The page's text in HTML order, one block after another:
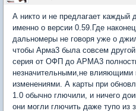
А никто и не предлагает каждый
именно о версии 0.59.Где
дальномеры не говоря уже о
чтобы Арма3 была совсем
серия от ОФП до АРМА3
незначительными,не влияющими
изменениями. А карты при
1.0 обычно глючили, и ничего
они могли глючить даже тупо из